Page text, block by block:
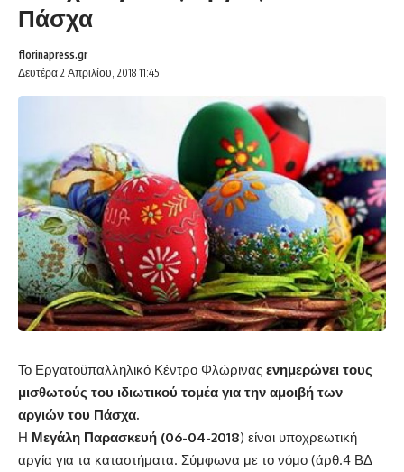
Πάσχα
Δευτέρα 2 Απριλίου, 2018 11:45
florinapress.gr
Το Εργατοϋπαλληλικό Κέντρο Φλώρινας ενημερώνει τους
μισθωτούς του ιδιωτικού τομέα για την αμοιβή των
αργιών του Πάσχα.
Η Μεγάλη Παρασκευή (06-04-2018) είναι υποχρεωτική
αργία για τα καταστήματα. Σύμφωνα με το νόμο (άρθ.4 ΒΔ